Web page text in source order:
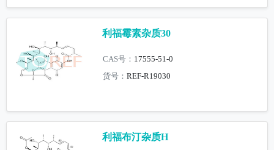
利福霉素杂质30
CAS号： 17555-51-0
货号：REF-R19030
利福布汀杂质H